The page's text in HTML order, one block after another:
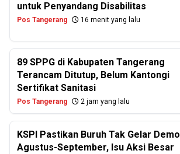
untuk Penyandang Disabilitas
Pos Tangerang 16 menit yang lalu
89 SPPG di Kabupaten Tangerang
Terancam Ditutup, Belum Kantongi
Sertifikat Sanitasi
Pos Tangerang 2 jam yang lalu
KSPI Pastikan Buruh Tak Gelar Demo
Agustus-September, Isu Aksi Besar